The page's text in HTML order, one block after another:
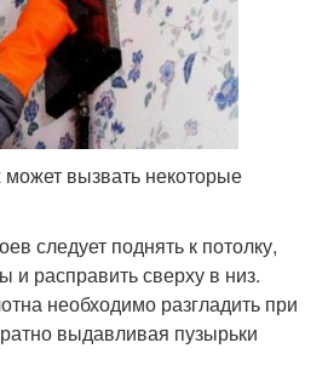
вызвать некоторые
следует поднять к потолку,
и расправить сверху в низ.
необходимо разгладить при
выдавливая пузырьки